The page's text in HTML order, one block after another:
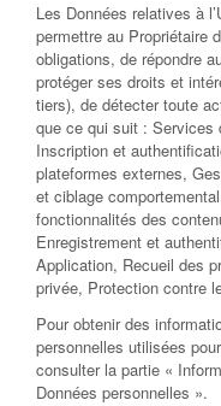
Les Données relatives à
permettre au Propriétaire
obligations, de répondre
protéger ses droits et
tiers), de détecter toute
que ce qui suit : Services
Inscription et
plateformes externes,
et ciblage
fonctionnalités des
Enregistrement et
Application, Recueil des
privée, Protection contre
Pour obtenir des
personnelles utilisées
consulter la partie «
Données personnelles ».